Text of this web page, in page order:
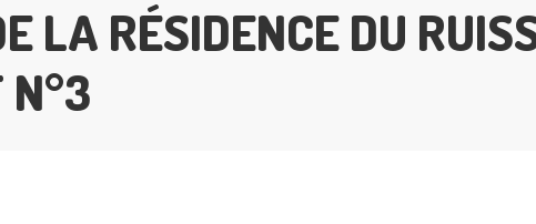
LA RÉSIDENCE DU
N°3